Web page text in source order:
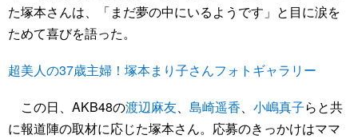
た塚本さんは、「まだ夢の中にいるようです」と目に涙を
ためて喜びを語った。
超美人の37歳主婦！塚本まり子さんフォトギャラリー
この日、AKB48の渡辺麻友、 島崎遥香、 小嶋真子らと共
に報道陣の取材に応じた塚本さん。応募のきっかけはママ